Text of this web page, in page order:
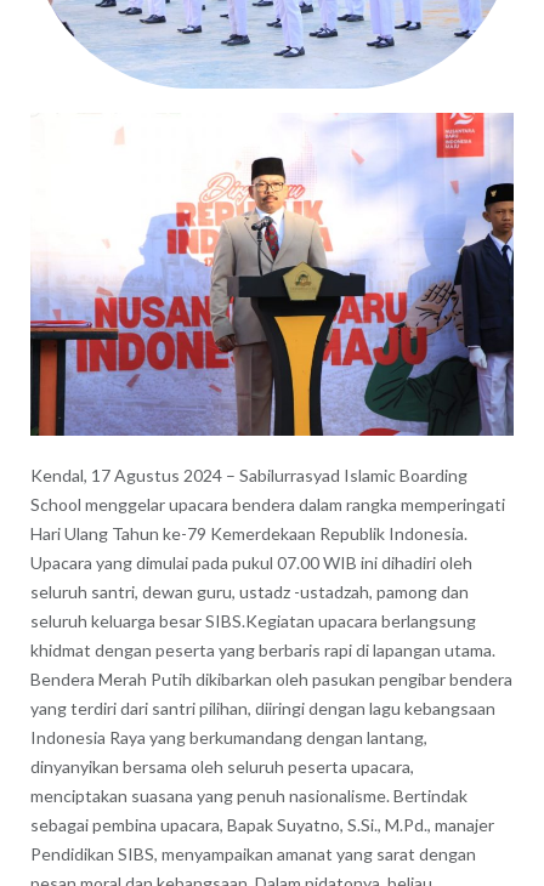
Kendal, 17 Agustus 2024 – Sabilurrasyad Islamic Boarding
School menggelar upacara bendera dalam rangka memperingati
Hari Ulang Tahun ke-79 Kemerdekaan Republik Indonesia.
Upacara yang dimulai pada pukul 07.00 WIB ini dihadiri oleh
seluruh santri, dewan guru, ustadz -ustadzah, pamong dan
seluruh keluarga besar SIBS.Kegiatan upacara berlangsung
khidmat dengan peserta yang berbaris rapi di lapangan utama.
Bendera Merah Putih dikibarkan oleh pasukan pengibar bendera
yang terdiri dari santri pilihan, diiringi dengan lagu kebangsaan
Indonesia Raya yang berkumandang dengan lantang,
dinyanyikan bersama oleh seluruh peserta upacara,
menciptakan suasana yang penuh nasionalisme. Bertindak
sebagai pembina upacara, Bapak Suyatno, S.Si., M.Pd., manajer
Pendidikan SIBS, menyampaikan amanat yang sarat dengan